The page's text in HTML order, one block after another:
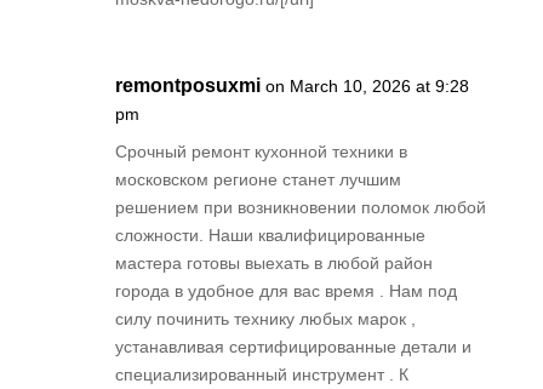
remontposuxmi on March 10, 2026 at 9:28
pm
Срочный ремонт кухонной техники в
московском регионе станет лучшим
решением при возникновении поломок любой
сложности. Наши квалифицированные
мастера готовы выехать в любой район
города в удобное для вас время . Нам под
силу починить технику любых марок ,
устанавливая сертифицированные детали и
специализированный инструмент . К